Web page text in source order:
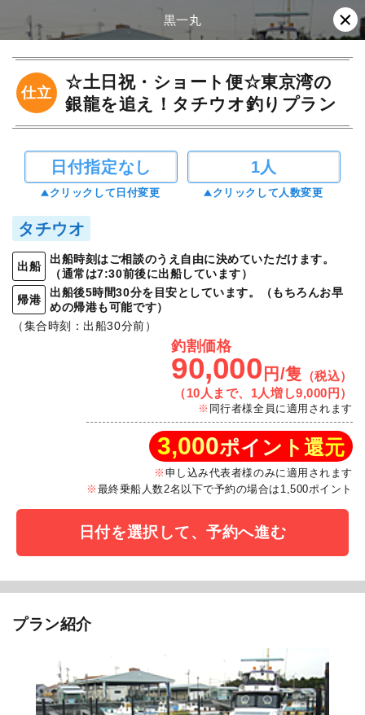
黒一丸
仕立
☆土日祝・ショート便☆東京湾の
銀龍を追え！タチウオ釣りプラン
日付指定なし
クリックして日付変更
1人
クリックして人数変更
タチウオ
出船
出船時刻はご相談のうえ自由に決めていただけます。
（通常は7:30前後に出船しています）
帰港
出船後5時間30分を目安としています。（もちろんお早
めの帰港も可能です）
（集合時刻：出船30分前）
釣割価格
90,000 円/隻
（税込）
（10人まで、1人増し9,000円）
同行者様全員に適用されます
3,000ポイント還元
申し込み代表者様のみに適用されます
最終乗船人数2名以下で予約の場合は1,500ポイント
日付を選択して、予約へ進む
プラン紹介